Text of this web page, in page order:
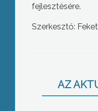
fejlesztésére.
Szerkesztő:
AZ